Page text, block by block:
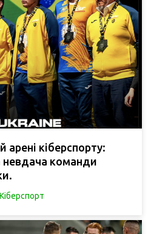
арені кіберспорту:
невдача команди
Кіберспорт